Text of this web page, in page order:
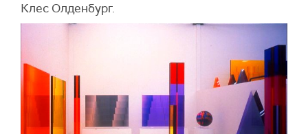
Клес Олденбург.